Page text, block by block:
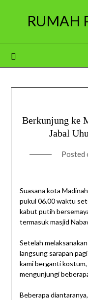
RUMAH
Berkunjung ke
Jabal
Posted
Suasana kota
pukul 06.00 waktu
kabut putih
termasuk masjid
Setelah
langsung sarapan
kami berganti kostum,
mengunjungi
Beberapa